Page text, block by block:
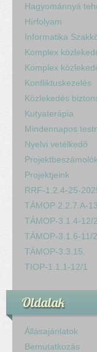
Hagyománnyá
Hírfolyam
Informatika
Komplex
Komplex
Konfliktuskezelés
Közlekedés
Kutyaterápia
Mindennapos
Nyelvi vetélkedő
Projektbeszámolók
Projektjeink
RRF-1.2.4-25-
TÁMOP 2.2.7.A-
TÁMOP-3.1.4-12/2
TÁMOP-3.1.6-11/2
TÁMOP-3.3.15.
TIOP-1.1.1-12/1
Oldalak
Állásajánlatok
Bemutatkozás